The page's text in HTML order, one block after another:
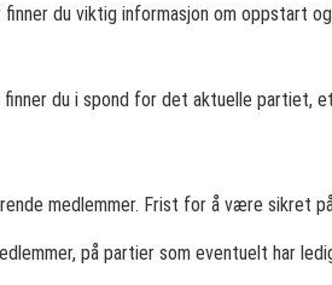
du viktig informasjon om oppstart
du i spond for det aktuelle partiet,
medlemmer. Frist for å være sikret
på partier som eventuelt har